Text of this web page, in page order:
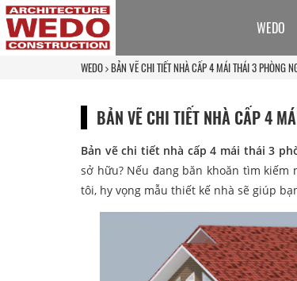
WEDO BẢN VẼ CHI TIẾT NHÀ CẤP 4 MÁI THÁI 3 PHÒNG
BẢN VẼ CHI TIẾT NHÀ CẤP 4
Bản vẽ chi tiết nhà cấp 4 mái thái 3
sở hữu? Nếu đang băn khoăn tìm
tôi, hy vọng mẫu thiết kế nhà sẽ giúp
WEDO